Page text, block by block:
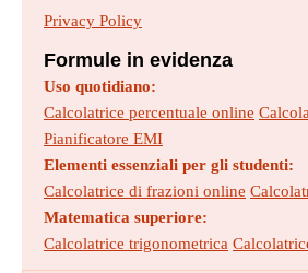
Privacy Policy
Formule in evidenza
Uso quotidiano:
Calcolatrice percentuale online
Pianificatore EMI
Elementi essenziali per gli studenti:
Calcolatrice di frazioni online
Matematica superiore:
Calcolatrice trigonometrica